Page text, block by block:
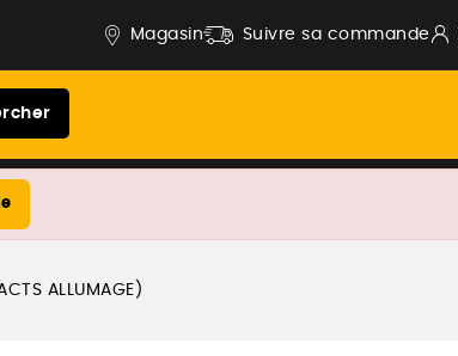
Magasin Suivre sa commande
ALLUMAGE)